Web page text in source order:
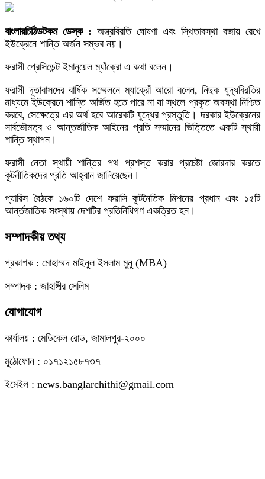
বাংলারচিঠিডটকম ডেস্ক : অস্ত্রবিরতি ঘোষণা এবং স্থিতাবস্থা বজায় রেখে
ইউক্রেনে শান্তি অর্জন সম্ভব নয়।
ফরাসী প্রেসিডেন্ট ইমানুয়েল ম্যাঁক্রো এ কথা বলেন।
ফরাসী দূতাবাসদের বার্ষিক সম্মেলনে ম্যাক্রোঁ আরো বলেন, নিছক যুদ্ধবিরতির
মাধ্যমে ইউক্রেনে শান্তি অর্জিত হতে পারে না যা স্থলে প্রকৃত অবস্থা নিশ্চিত
করবে, সেক্ষেত্রে এর অর্থ হবে আরেকটি যুদ্ধের প্রস্তুতি। দরকার ইউক্রেনের
সার্বভৌমত্ব ও আন্তর্জাতিক আইনের প্রতি সম্মানের ভিত্তিতে একটি স্থায়ী
শান্তি স্থাপন।
ফরাসী নেতা স্থায়ী শান্তির পথ প্রশস্ত করার প্রচেষ্টা জোরদার করতে
কূটনীতিকদের প্রতি আহ্বান জানিয়েছেন।
প্যারিস বৈঠকে ১৬০টি দেশে ফরাসি কূটনৈতিক মিশনের প্রধান এবং ১৫টি
আর্ন্তজাতিক সংস্থায় দেশটির প্রতিনিধিগণ একত্রিত হন।
সম্পাদকীয় তথ্য
প্রকাশক : মোহাম্মদ মাইনুল ইসলাম মুনু (MBA)
সম্পাদক : জাহাঙ্গীর সেলিম
যোগাযোগ
কার্যালয় : মেডিকেল রোড, জামালপুর-২০০০
মুঠোফোন : ০১৭১২১৫৮৭৩৭
ইমেইল : news.banglarchithi@gmail.com